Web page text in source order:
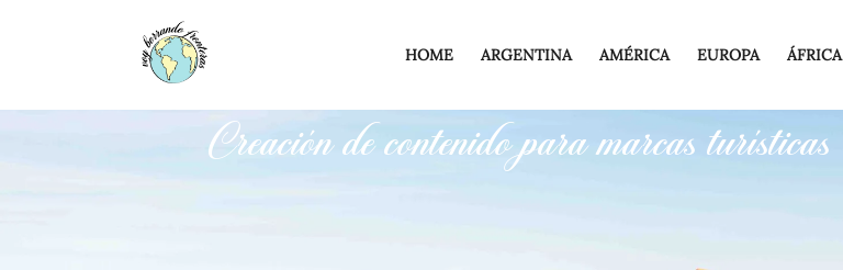
HOME ARGENTINA AMÉRICA EUROPA ÁFRICA
Creación de contenido para marcas turísticas